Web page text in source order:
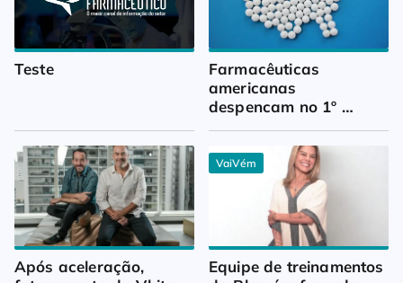
Teste
Farmacêuticas
americanas
despencam no 1º
Após aceleração,
VaiVém
Equipe de treinamentos